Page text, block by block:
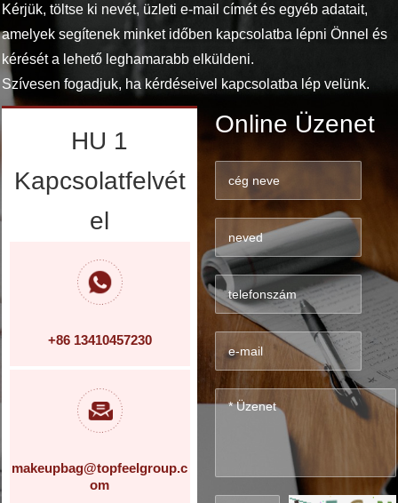
Kérjük, töltse ki nevét, üzleti e-mail címét és egyéb adatait,
amelyek segítenek minket időben kapcsolatba lépni Önnel és
kérését a lehető leghamarabb elküldeni.
Szívesen fogadjuk, ha kérdéseivel kapcsolatba lép velünk.
HU 1
Kapcsolatfelvét
el
+86 13410457230
makeupbag@topfeelgroup.c
om
Online Üzenet